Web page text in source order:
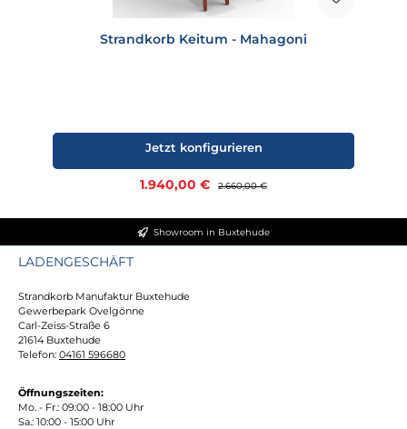
Strandkorb Keitum - Mahagoni
Verkaufspreis:
1.940,00 € Regulärer Preis:
2.660,00 €
Jetzt konfigurieren
Showroom in Buxtehude
LADENGESCHÄFT
Strandkorb Manufaktur Buxtehude
Gewerbepark Ovelgönne
Carl-Zeiss-Straße 6
21614 Buxtehude
Telefon: 04161 596680
Öffnungszeiten:
Mo. - Fr.: 09:00 - 18:00 Uhr
Sa.: 10:00 - 15:00 Uhr